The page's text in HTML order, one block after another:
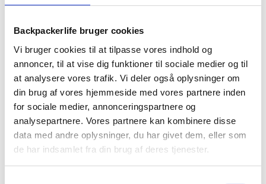
Backpackerlife bruger cookies
Vi bruger cookies til at tilpasse vores indhold og
annoncer, til at vise dig funktioner til sociale medier og til
at analysere vores trafik. Vi deler også oplysninger om
din brug af vores hjemmeside med vores partnere inden
for sociale medier, annonceringspartnere og
analysepartnere. Vores partnere kan kombinere disse
data med andre oplysninger, du har givet dem, eller som
de har indsamlet fra din brug af deres tjenester.
Medium
BESKRIVELSE BRAND FAQ
Freja 0 grader Blanket, er en behagelig og komfortabel
sovepose fra Nordisk. Soveposen er multifunktionel da den
både kan bruges som sovepose til den kølige nat eller som
tæppe til aftenen i naturen. Selve soveposen er en 3-sæsons
sovepose og kommer med 2-vejs-lynlås, så den kan lynes op